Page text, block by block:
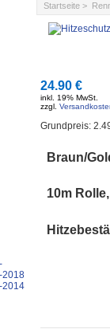
2018
2014
Startseite >
24.90 €
inkl. 19% MwSt.
zzgl.
Grundpreis:
Braun/
10m